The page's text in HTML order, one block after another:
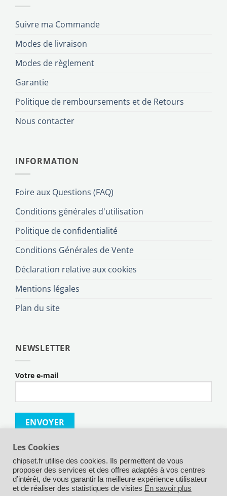
Suivre ma Commande
Modes de livraison
Modes de règlement
Garantie
Politique de remboursements et de Retours
Nous contacter
INFORMATION
Foire aux Questions (FAQ)
Conditions générales d'utilisation
Politique de confidentialité
Conditions Générales de Vente
Déclaration relative aux cookies
Mentions légales
Plan du site
NEWSLETTER
Votre e-mail
Credit
Card
MasterCardMaestroVisa
Visa
Electron
Apple
Pay
Les Cookies
chipset.fr utilise des cookies. Ils permettent de vous
proposer des services et des offres adaptés à vos centres
d’intérêt, de vous garantir la meilleure expérience utilisateur
et de réaliser des statistiques de visites En savoir plus